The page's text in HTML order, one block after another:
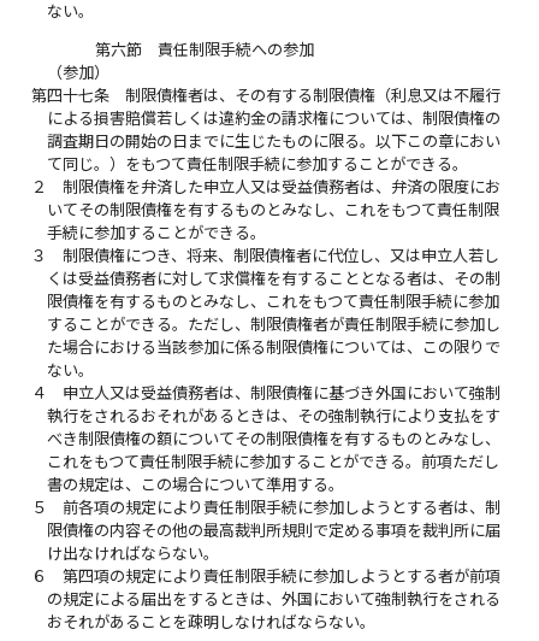
ない。
第六節 責任制限手続への参加
（参加）
第四十七条
制限債権者は、その有する制限債権（利息又は不履行
による損害賠償若しくは違約金の請求権については、制限債権の
調査期日の開始の日までに生じたものに限る。以下この章におい
て同じ。）をもつて責任制限手続に参加することができる。
２
制限債権を弁済した申立人又は受益債務者は、弁済の限度にお
いてその制限債権を有するものとみなし、これをもつて責任制限
手続に参加することができる。
３
制限債権につき、将来、制限債権者に代位し、又は申立人若し
くは受益債務者に対して求償権を有することとなる者は、その制
限債権を有するものとみなし、これをもつて責任制限手続に参加
することができる。ただし、制限債権者が責任制限手続に参加し
た場合における当該参加に係る制限債権については、この限りで
ない。
４
申立人又は受益債務者は、制限債権に基づき外国において強制
執行をされるおそれがあるときは、その強制執行により支払をす
べき制限債権の額についてその制限債権を有するものとみなし、
これをもつて責任制限手続に参加することができる。前項ただし
書の規定は、この場合について準用する。
５
前各項の規定により責任制限手続に参加しようとする者は、制
限債権の内容その他の最高裁判所規則で定める事項を裁判所に届
け出なければならない。
６
第四項の規定により責任制限手続に参加しようとする者が前項
の規定による届出をするときは、外国において強制執行をされる
おそれがあることを疎明しなければならない。